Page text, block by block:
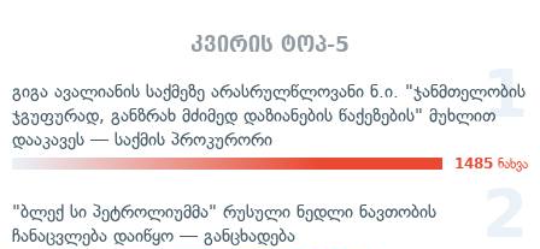
კვირის ტოპ-5
გიგა ავალიანის საქმეზე არასრულწლოვანი ნ.ი. "ჯანმთელობის
ჯგუფურად, განზრახ მძიმედ დაზიანების წაქეზების" მუხლით
დააკავეს — საქმის პროკურორი
1485 ნახვა
"ბლექ სი პეტროლიუმმა" რუსული ნედლი ნავთობის
ჩანაცვლება დაიწყო — განცხადება